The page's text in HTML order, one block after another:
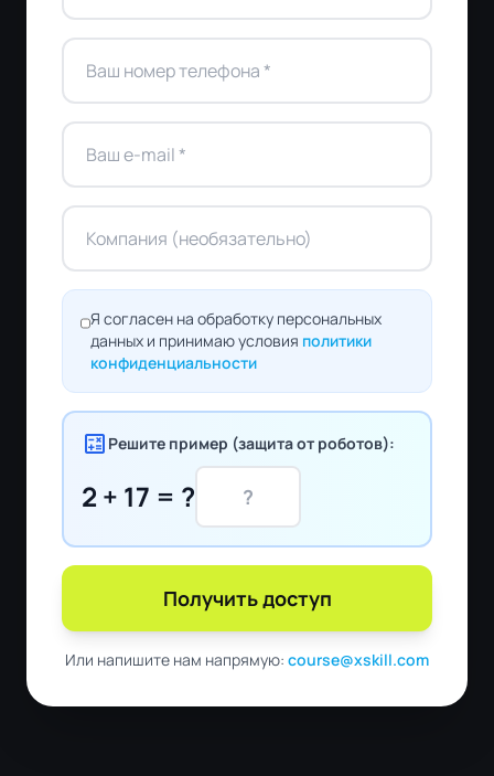
Я согласен на обработку персональных
данных и принимаю условия политики
конфиденциальности
calculate Решите пример (защита от роботов):
2 + 17 = ?
Получить доступ
Или напишите нам напрямую: course@xskill.com